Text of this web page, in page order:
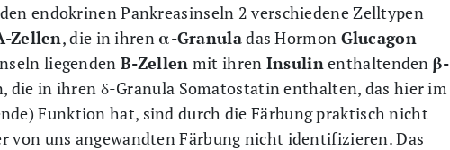
endokrinen Pankreasinseln 2 verschiedene Zelltypen
Zellen, die in ihrenα-Granuladas Hormon Glucagon
liegenden B-Zellen mit ihren Insulin enthaltendenβ-
die in ihren δ-Granula Somatostatin enthalten, das hier im
Funktion hat, sind durch die Färbung praktisch nicht
von uns angewandten Färbung nicht identifizieren. Das